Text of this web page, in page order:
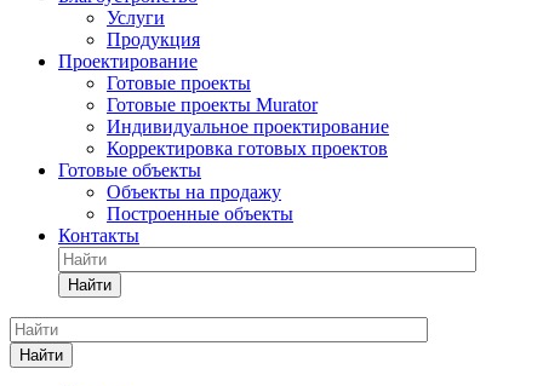
Услуги
Продукция
Проектирование
Готовые проекты
Готовые проекты Murator
Индивидуальное проектирование
Корректировка готовых проектов
Готовые объекты
Объекты на продажу
Построенные объекты
Контакты
Найти
Найти